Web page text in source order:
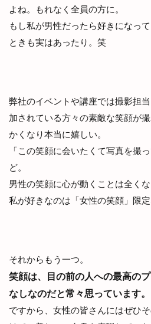
よね。もれなく全員の方に。
もし私が男性だったら好きになっ
ときも実はあったり。笑
弊社のイベントや講座では撮影担
加されている方々の素敵な笑顔が
かくなり本当に嬉しい。
「この笑顔に会いたくて写真を撮
ど。
男性の笑顔に心が動くことは全く
私が好きなのは「女性の笑顔」限定
それからもう一つ。
笑顔は、目の前の人への最高の
なしなのだと常々思っています。
ですから、女性の皆さんにはぜひ